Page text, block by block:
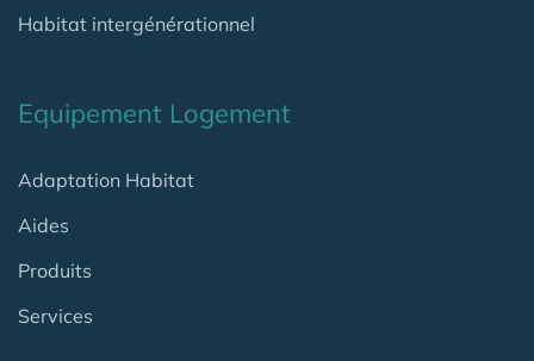
Habitat intergénérationnel
Equipement Logement
Adaptation Habitat
Aides
Produits
Services